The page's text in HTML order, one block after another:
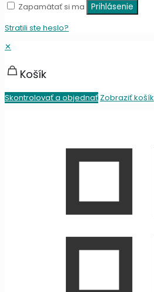
Zapamätať si ma
Prihlásenie
Stratili ste heslo?
✕
Košík
Skontrolovať a objednať Zobraziť košík